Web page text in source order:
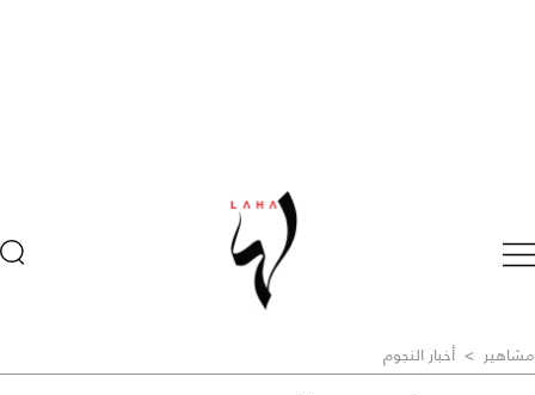
مشاهير > أخبار النجوم